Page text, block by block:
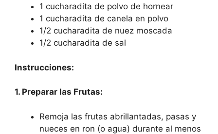
1 cucharadita de polvo de hornear
1 cucharadita de canela en polvo
1/2 cucharadita de nuez moscada
1/2 cucharadita de sal
Instrucciones:
1. Preparar las Frutas:
Remoja las frutas abrillantadas, pasas y
nueces en ron (o agua) durante al menos